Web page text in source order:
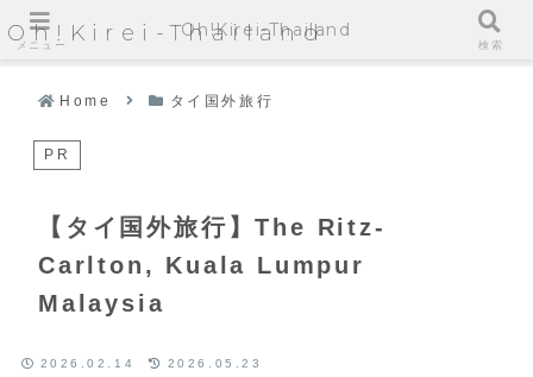
Oh!Kirei-Thailand
Home タイ国外旅行
PR
【タイ国外旅行】The Ritz-
Carlton, Kuala Lumpur
Malaysia
2026.02.14 2026.05.23
メニュー
Oh!Kirei-Thailand
検索